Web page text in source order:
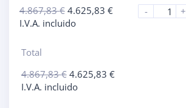
4.867,83€ 4.625,83 €
I.V.A. incluido
-
+
Total
4.867,83€ 4.625,83 €
I.V.A. incluido